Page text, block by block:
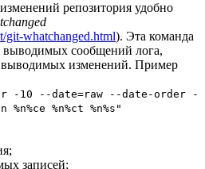
репозитория удобно
git-whatchanged.html). Эта команда
выводимых сообщений лога,
выводимых изменений. Пример
-10 --date=raw --date-order -
%n%ct %n%s"
записей;